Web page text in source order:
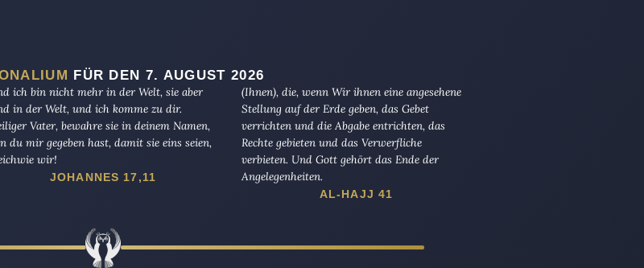
FÜR DEN 7. AUGUST 2026
ich bin nicht mehr in der Welt, sie aber
in der Welt, und ich komme zu dir.
Vater, bewahre sie in deinem Namen,
du mir gegeben hast, damit sie eins seien,
wir!
JOHANNES 17,11
(Ihnen), die, wenn Wir ihnen eine angesehene
Stellung auf der Erde geben, das Gebet
verrichten und die Abgabe entrichten, das
Rechte gebieten und das Verwerfliche
verbieten. Und Gott gehört das Ende der
Angelegenheiten.
AL-HAJJ 41